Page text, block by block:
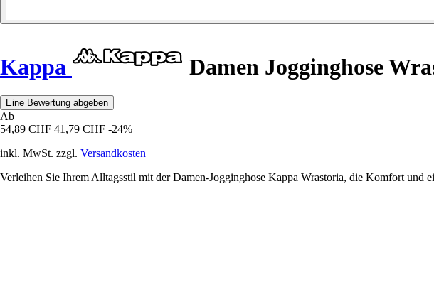
Kappa Damen Jogginghose
Eine Bewertung abgeben
Ab
54,89 CHF 41,79 CHF -24%
inkl. MwSt. zzgl. Versandkosten
Verleihen Sie Ihrem Alltagsstil mit der Damen-Jogginghose Kappa Wrastoria, die Komfort und